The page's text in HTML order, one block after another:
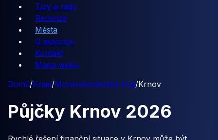
Tipy a rady
Recenze
Města
O autorovi
Kontakt
Mapa webu
Domů/Kraje/Moravskoslezský kraj/Krnov
Půjčky Krnov 2026